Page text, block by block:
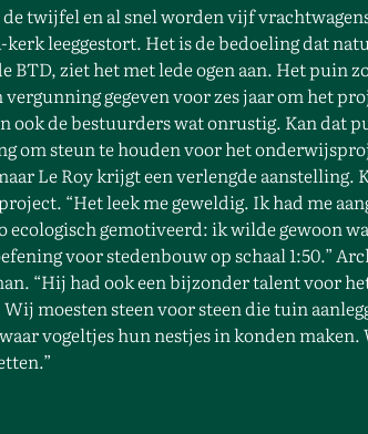
twijfel en al snel worden vijf
leeggestort. Het is de bedoeling dat
BTD, ziet het met lede ogen aan. Het puin
gegeven voor zes jaar om het
ook de bestuurders wat onrustig. Kan dat
om steun te houden voor het
Le Roy krijgt een verlengde aanstelling.
“Het leek me geweldig. Ik had me
ecologisch gemotiveerd: ik wilde gewoon
voor stedenbouw op schaal 1:50.”
“Hij had ook een bijzonder talent voor
moesten steen voor steen die tuin
vogeltjes hun nestjes in konden